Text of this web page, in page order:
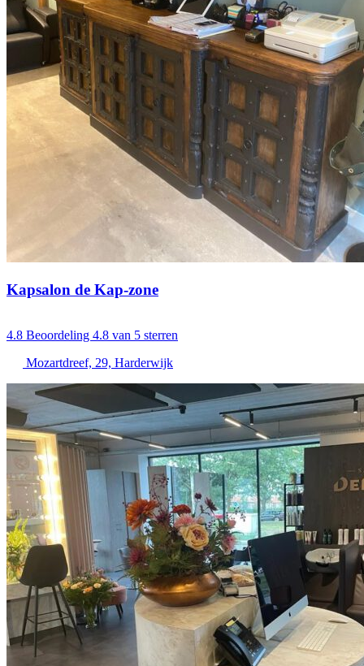
Kapsalon de Kap-zone
4.8 Beoordeling 4.8 van 5 sterren
Mozartdreef, 29, Harderwijk